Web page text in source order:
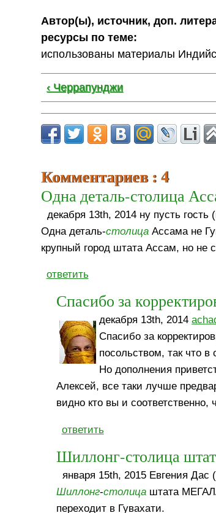
Автор(ы), источник, доп.
ресурсы по теме:
использованы материалы
‹ Черрапунджи
Комментариев : 4
Одна деталь-столица
декабря 13th, 2014 ну пусть гость
Одна деталь-столица Ассама не
крупный город штата Ассам, но не
ответить
Спасибо за
декабря 13th, 2014
Спасибо за
посольством, так что в
Но дополнения
Алексей, все таки лучше
видно кто вы и
ответить
Шиллонг-столица
января 15th, 2015 Евгения Дас
Шиллонг-столица штата
переходит в Гувахати.